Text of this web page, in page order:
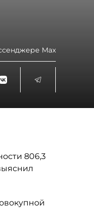
Max
806,3